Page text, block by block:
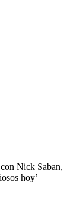
Nick Saban,
hoy’